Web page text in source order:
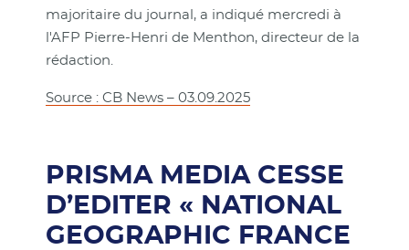
majoritaire du journal, a indiqué mercredi à
l'AFP Pierre-Henri de Menthon, directeur de la
rédaction.
Source : CB News – 03.09.2025
PRISMA MEDIA CESSE
D’EDITER « NATIONAL
GEOGRAPHIC FRANCE